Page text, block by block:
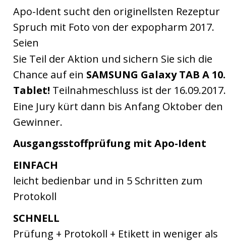
Apo-Ident sucht den originellsten Rezeptur
Spruch mit Foto von der expopharm 2017.
Seien
Sie Teil der Aktion und sichern Sie sich die
Chance auf ein SAMSUNG Galaxy TAB A
Tablet! Teilnahmeschluss ist der
Eine Jury kürt dann bis Anfang Oktober den
Gewinner.
Ausgangsstoffprüfung mit Apo-Ident
EINFACH
leicht bedienbar und in 5 Schritten zum
Protokoll
SCHNELL
Prüfung + Protokoll + Etikett in weniger als